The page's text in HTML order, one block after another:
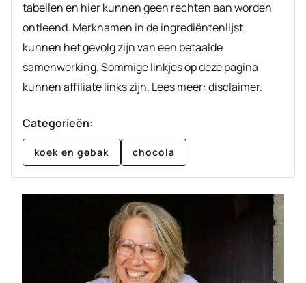
tabellen en hier kunnen geen rechten aan worden
ontleend. Merknamen in de ingrediëntenlijst
kunnen het gevolg zijn van een betaalde
samenwerking. Sommige linkjes op deze pagina
kunnen affiliate links zijn. Lees meer: disclaimer.
Categorieën:
koek en gebak chocola